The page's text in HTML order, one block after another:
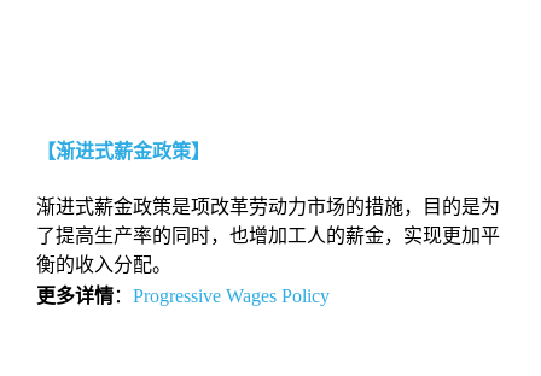
【渐进式薪金政策】
渐进式薪金政策是项改革劳动力市场的措施，目的是为
了提高生产率的同时，也增加工人的薪金，实现更加平
衡的收入分配。
更多详情： Progressive Wages Policy